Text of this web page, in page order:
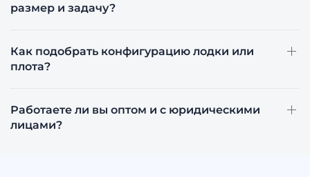
размер и задачу?
Как подобрать конфигурацию лодки или
плота?
Работаете ли вы оптом и с юридическими
лицами?